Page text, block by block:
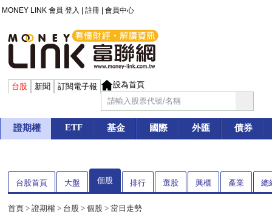
MONEY LINK 會員 登入 註冊 會員中心
台股 新聞 訂閱電子報 設為首頁
證期權 ETF 基金 國際 外匯 債券
台股首頁 大盤 個股 排行 選股 興櫃 產業 總
首頁 > 證期權 > 台股 > 個股 > 當日走勢